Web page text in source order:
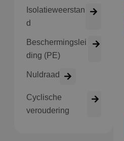
Isolatieweerstan
d
Beschermingslei
ding (PE)
Nuldraad
Cyclische
veroudering